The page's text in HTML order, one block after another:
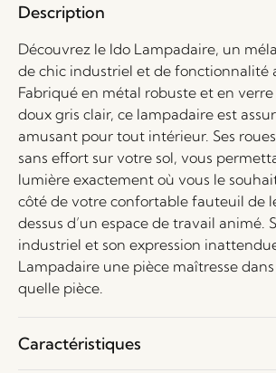
Description
Découvrez le Ido Lampadaire, un
de chic industriel et de fonctionnalité
Fabriqué en métal robuste et en
doux gris clair, ce lampadaire est
amusant pour tout intérieur. Ses
sans effort sur votre sol, vous
lumière exactement où vous le
côté de votre confortable fauteuil de
dessus d’un espace de travail animé.
industriel et son expression
Lampadaire une pièce maîtresse
quelle pièce.
Caractéristiques